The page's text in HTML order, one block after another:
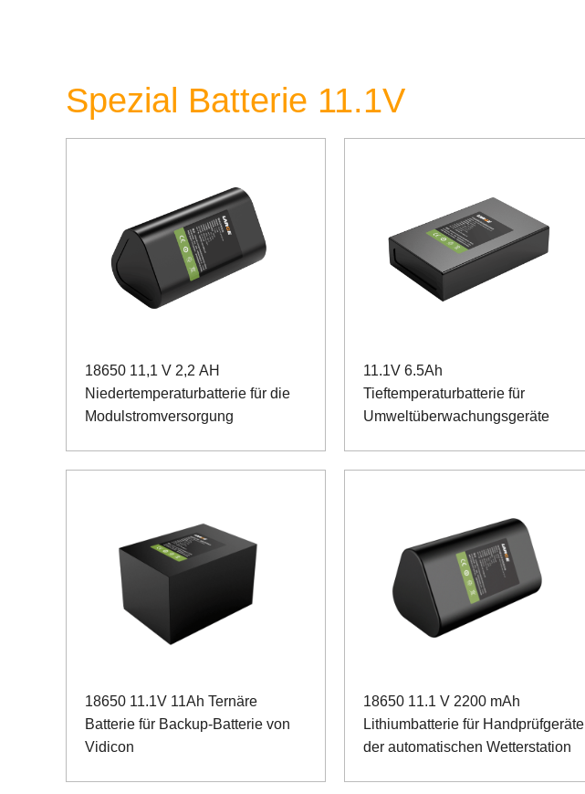
Spezial Batterie 11.1V
18650 11,1 V 2,2 AH
Niedertemperaturbatterie für die
Modulstromversorgung
11.1V 6.5Ah
Tieftemperaturbatterie für
Umweltüberwachungsgeräte
18650 11.1V 11Ah Ternäre
Batterie für Backup-Batterie von
Vidicon
18650 11.1 V 2200 mAh
Lithiumbatterie für Handprüfgeräte
der automatischen Wetterstation